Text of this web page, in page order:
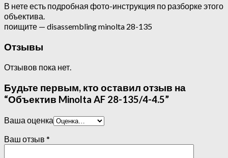
В нете есть подробная фото-инструкция по разборке этого
объектива.
поищите — disassembling minolta 28-135
Отзывы
Отзывов пока нет.
Будьте первым, кто оставил отзыв на
“Объектив Minolta AF 28-135/4-4.5”
Ваша оценка
Ваш отзыв *